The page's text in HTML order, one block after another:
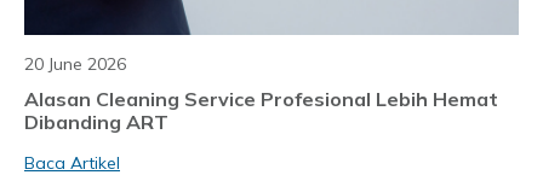
20 June 2026
Alasan Cleaning Service Profesional Lebih Hemat
Dibanding ART
Baca Artikel